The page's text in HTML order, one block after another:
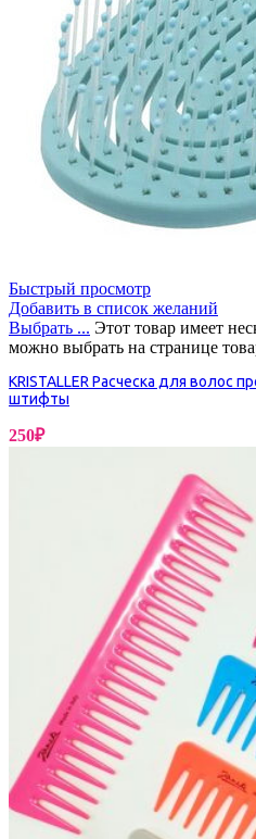
Быстрый просмотр
Добавить в список желаний
Выбрать ... Этот товар имеет
можно выбрать на странице
KRISTALLER Расческа для волос
штифты
250₽